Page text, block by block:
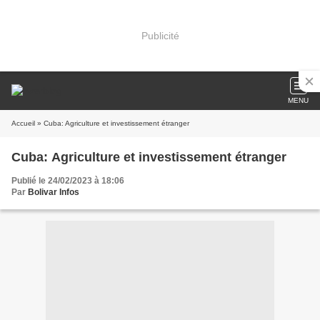
Publicité
MENU
Accueil » Cuba: Agriculture et investissement étranger
Cuba: Agriculture et investissement étranger
Publié le 24/02/2023 à 18:06
Par Bolivar Infos